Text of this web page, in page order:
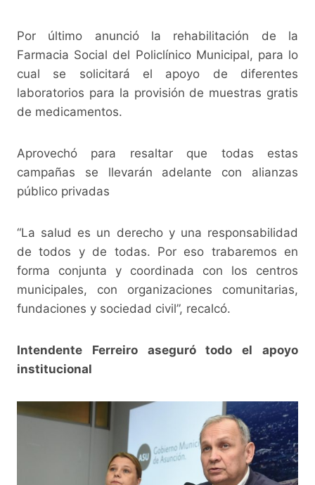
Por último anunció la rehabilitación de la
Farmacia Social del Policlínico Municipal, para lo
cual se solicitará el apoyo de diferentes
laboratorios para la provisión de muestras gratis
de medicamentos.
Aprovechó para resaltar que todas estas
campañas se llevarán adelante con alianzas
público privadas
“La salud es un derecho y una responsabilidad
de todos y de todas. Por eso trabaremos en
forma conjunta y coordinada con los centros
municipales, con organizaciones comunitarias,
fundaciones y sociedad civil”, recalcó.
Intendente Ferreiro aseguró todo el apoyo
institucional